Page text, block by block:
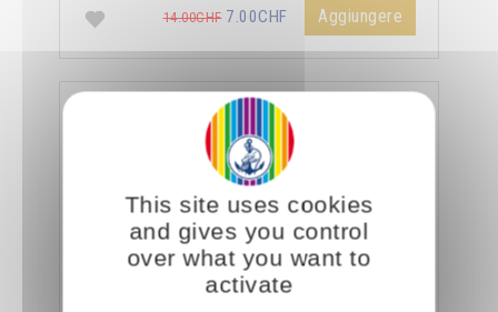
14.00CHF7.00CHF Aggiungere
La sessualità forza del cielo
This site uses cookies
and gives you control
over what you want to
activate